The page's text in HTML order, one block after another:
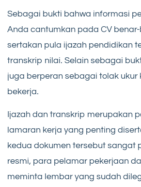
Sebagai bukti bahwa informasi
Anda cantumkan pada CV
sertakan pula ijazah pendidikan
transkrip nilai. Selain sebagai
juga berperan sebagai tolak ukur
bekerja.
Ijazah dan transkrip merupakan
lamaran kerja yang penting
kedua dokumen tersebut sangat
resmi, para pelamar pekerjaan
meminta lembar yang sudah